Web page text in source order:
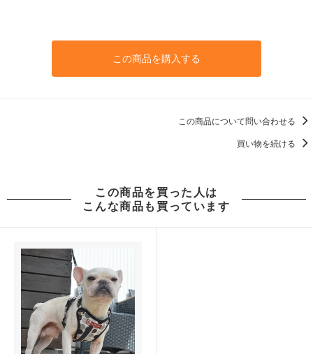
この商品を購入する
この商品について問い合わせる
買い物を続ける
この商品を買った人は
こんな商品も買っています